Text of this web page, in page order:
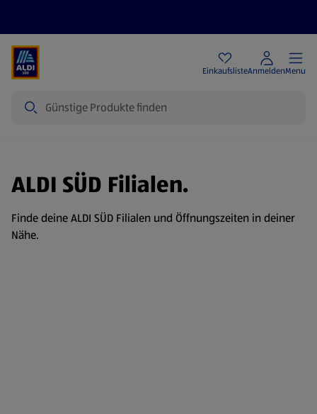
EinkaufslisteAnmeldenMenu
ALDI SÜD Filialen.
Finde deine ALDI SÜD Filialen und Öffnungszeiten in deiner
Nähe.